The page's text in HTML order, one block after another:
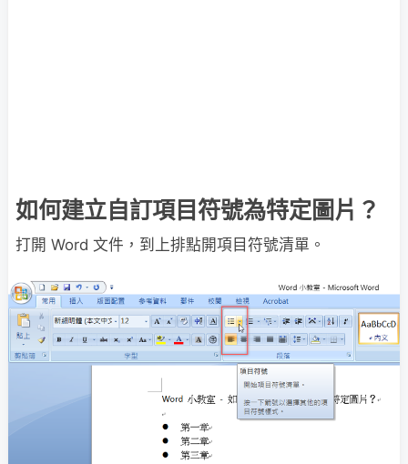
如何建立自訂項目符號為特定圖片？
打開 Word 文件，到上排點開項目符號清單。